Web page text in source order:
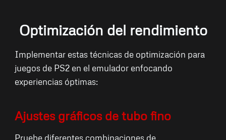
Optimización del rendimiento
Implementar estas técnicas de optimización para
juegos de PS2 en el emulador enfocando
experiencias óptimas:
Ajustes gráficos de tubo fino
Pruebe diferentes combinaciones de